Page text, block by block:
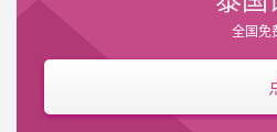
全国免